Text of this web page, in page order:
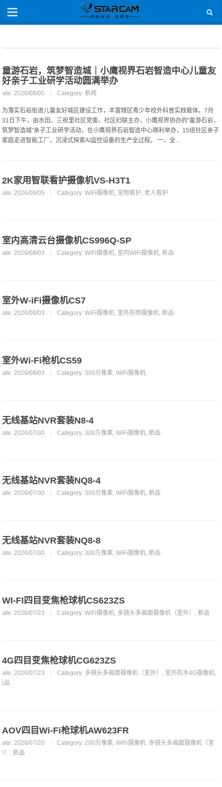
童游石岩，筑梦智造城｜小鹰视界石岩智造中心儿童友
好亲子工业研学活动圆满举办
2026/08/05 Category:新闻
为落实石岩街道儿童友好城区建设工作，丰富辖区青少年校外科普实践载体。7月
31日下午，由水田、三祝里社区党委、社区妇联主办，小鹰视界协办的“童游石岩，
筑梦智造城”亲子工业研学活动，在小鹰视界石岩智造中心顺利举办，15组社区亲子
家庭走进智能工厂，沉浸式探索AI监控设备的生产全过程。 一、全...
2K家用智联看护摄像机VS-H3T1
2026/08/05 Category:WiFi摄像机, 宠物看护,老人看护
室内高清云台摄像机CS996Q-SP
2026/08/03 Category:WiFi摄像机, 室内WiFi摄像机,新品
室外W-iFi摄像机CS7
2026/08/03 Category:WiFi摄像机, 室外防雨摄像机,新品
室外Wi-Fi枪机CS59
2026/08/03 Category:300万像素,WiFi摄像机
无线基站NVR套装N8-4
2026/07/30 Category:300万像素,WiFi摄像机,新品
无线基站NVR套装NQ8-4
2026/07/30 Category:300万像素,WiFi摄像机,新品
无线基站NVR套装NQ8-8
2026/07/30 Category:300万像素,WiFi摄像机,新品
WI-FI四目变焦枪球机CS623ZS
2026/07/23 Category:WiFi摄像机, 多镜头多画面摄像机（室外） ,新品
4G四目变焦枪球机CG623ZS
2026/07/23 Category: 多镜头多画面摄像机（室外） , 室外防水4G摄像机,
品
AOV四目Wi-Fi枪球机AW623FR
2026/07/20 Category:200万像素,WiFi摄像机, 多镜头多画面摄像机（室
） ,新品